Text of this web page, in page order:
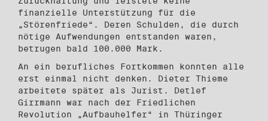
finanzielle Unterstützung für die
„Störenfriede“. Deren Schulden, die durch
nötige Aufwendungen entstanden waren,
betrugen bald 100.000 Mark.
An ein berufliches Fortkommen konnten alle
erst einmal nicht denken. Dieter Thieme
arbeitete später als Jurist. Detlef
Girrmann war nach der Friedlichen
Revolution „Aufbauhelfer“ in Thüringer